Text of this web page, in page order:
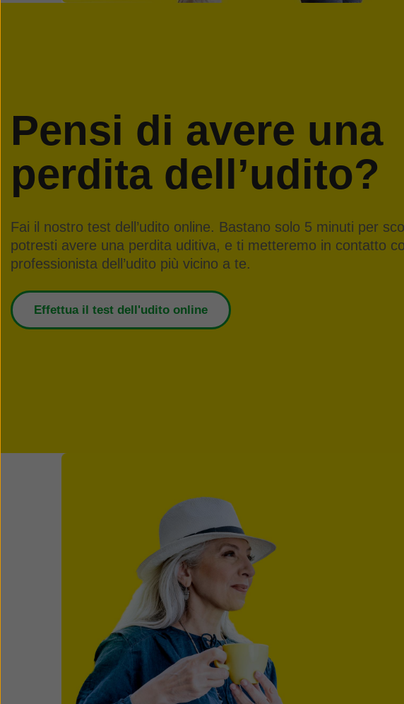
Pensi di avere una
perdita dell’udito?
Fai il nostro test dell’udito online. Bastano solo 5 minuti per
potresti avere una perdita uditiva, e ti metteremo in contatto
professionista dell’udito più vicino a te.
Effettua il test dell'udito online